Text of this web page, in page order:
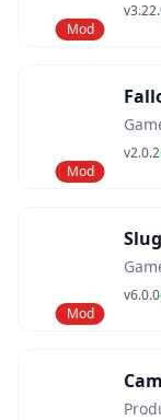
Mod
Mod
v2.0.2
Mod
v6.0.0